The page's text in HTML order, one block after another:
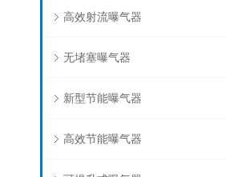
高效射流曝气器
无堵塞曝气器
新型节能曝气器
高效节能曝气器